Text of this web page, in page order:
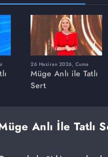
26 Haziran 2026, Cuma
Müge Anlı ile Tatlı
Sert
Anlı İle Tatlı